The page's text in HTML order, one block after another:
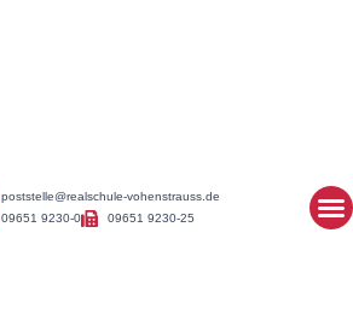
poststelle@realschule-vohenstrauss.de
09651 9230-0
09651 9230-25